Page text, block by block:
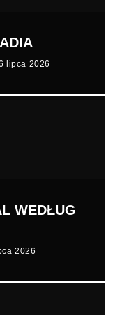
lipca 2026
WEDŁUG
2026